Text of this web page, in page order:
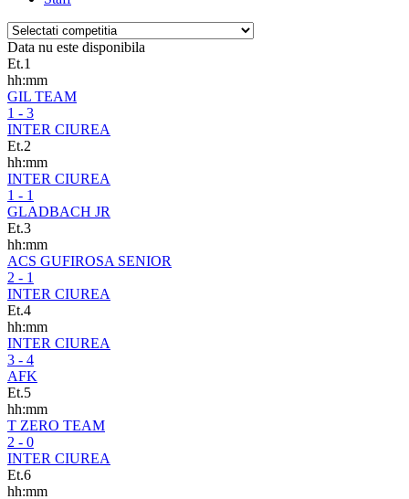
Data nu este disponibila
Et.1
hh:mm
GIL TEAM
1 - 3
INTER CIUREA
Et.2
hh:mm
INTER CIUREA
1 - 1
GLADBACH JR
Et.3
hh:mm
ACS GUFIROSA SENIOR
2 - 1
INTER CIUREA
Et.4
hh:mm
INTER CIUREA
3 - 4
AFK
Et.5
hh:mm
T ZERO TEAM
2 - 0
INTER CIUREA
Et.6
hh:mm